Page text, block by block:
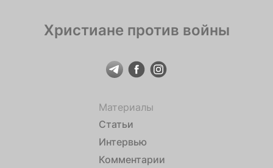
Христиане против войны
Материалы
Статьи
Интервью
Комментарии